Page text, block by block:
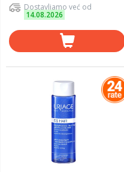
Dostavljamo već od
14.08.2026